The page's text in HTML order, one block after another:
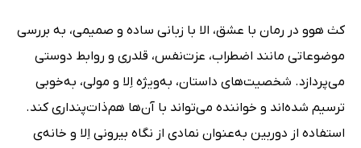
کث هوو در رمان با عشق، الا با زبانی ساده و صمیمی، به بررسی
موضوعاتی مانند اضطراب، عزت‌نفس، قلدری و روابط دوستی
می‌پردازد. شخصیت‌های داستان، به‌ویژه اِلا و مولی، به‌خوبی
ترسیم شده‌اند و خواننده می‌تواند با آن‌ها هم‌ذات‌پنداری کند.
استفاده از دوربین به‌عنوان نمادی از نگاه بیرونی اِلا و خانه‌ی